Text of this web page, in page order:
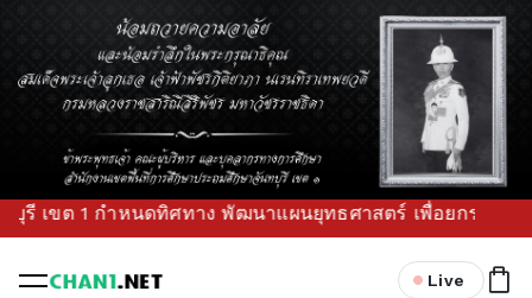
ต 1 กำหนดทิศทาง พัฒนาแผนยุทธศาสตร์ เพื่อยกระดับคุณภ
Live